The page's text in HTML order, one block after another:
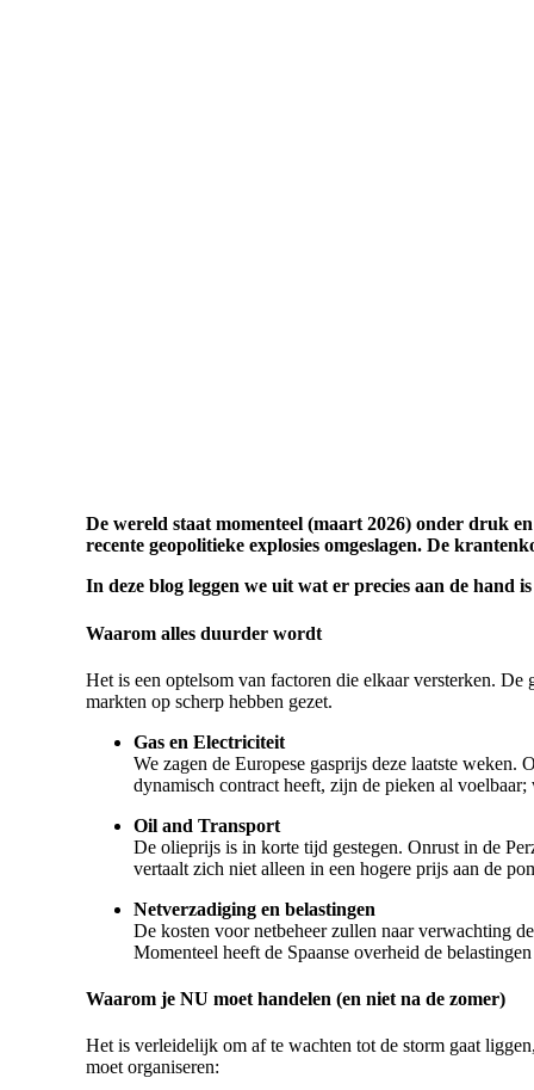
De wereld staat momenteel (maart 2026) onder druk
recente geopolitieke explosies omgeslagen. De
In deze blog leggen we uit wat er precies aan de hand
Waarom alles duurder wordt
Het is een optelsom van factoren die elkaar versterken.
markten op scherp hebben gezet.
Gas en Electriciteit
We zagen de Europese gasprijs deze laatste
dynamisch contract heeft, zijn de pieken al
Oil and Transport
De olieprijs is in korte tijd gestegen. Onrust in de
vertaalt zich niet alleen in een hogere prijs aan de
Netverzadiging en belastingen
De kosten voor netbeheer zullen naar verwachting
Momenteel heeft de Spaanse overheid de
Waarom je NU moet handelen (en niet na de zomer)
Het is verleidelijk om af te wachten tot de storm gaat
moet organiseren: